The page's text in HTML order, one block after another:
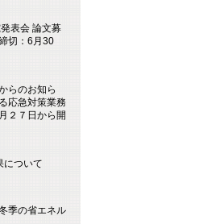
表会 論文募
切：6月30
らのお知ら
応急対策業務
２７日から開
について
季の省エネル